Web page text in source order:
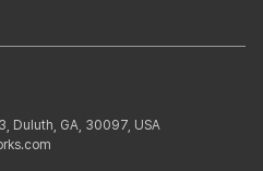
Duluth, GA, 30097, USA